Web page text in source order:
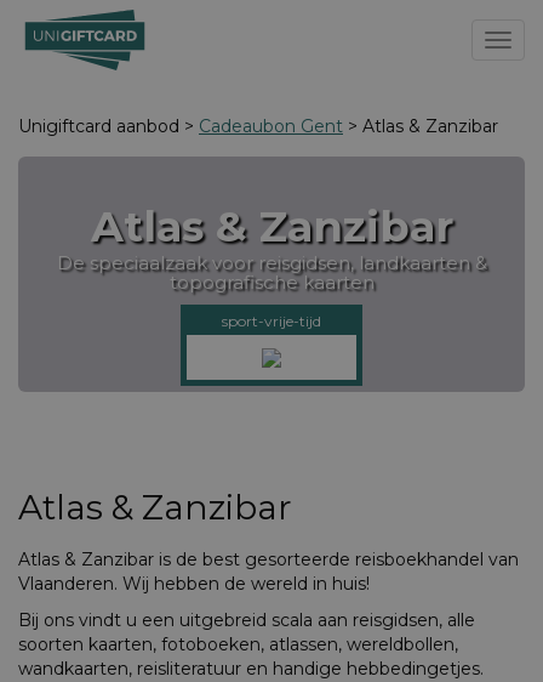
Unigiftcard aanbod > Cadeaubon Gent > Atlas & Zanzibar
Atlas & Zanzibar
De speciaalzaak voor reisgidsen, landkaarten &
topografische kaarten
sport-vrije-tijd
Atlas & Zanzibar
Atlas & Zanzibar is de best gesorteerde reisboekhandel van
Vlaanderen. Wij hebben de wereld in huis!
Bij ons vindt u een uitgebreid scala aan reisgidsen, alle
soorten kaarten, fotoboeken, atlassen, wereldbollen,
wandkaarten, reisliteratuur en handige hebbedingetjes.